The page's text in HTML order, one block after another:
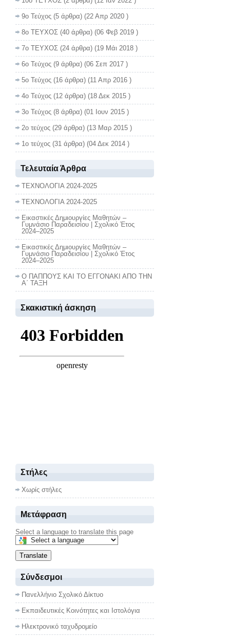
9ο Τεύχος (5 άρθρα) (22 Απρ 2020 )
8ο ΤΕΥΧΟΣ (40 άρθρα) (06 Φεβ 2019 )
7ο ΤΕΥΧΟΣ (24 άρθρα) (19 Μάι 2018 )
6ο Τεύχος (9 άρθρα) (06 Σεπ 2017 )
5ο Τεύχος (16 άρθρα) (11 Απρ 2016 )
4ο Τεύχος (12 άρθρα) (18 Δεκ 2015 )
3ο Τεύχος (8 άρθρα) (01 Ιουν 2015 )
2ο τεύχος (29 άρθρα) (13 Μαρ 2015 )
1ο τεύχος (31 άρθρα) (04 Δεκ 2014 )
Τελευταία Άρθρα
ΤΕΧΝΟΛΟΓΙΑ 2024-2025
ΤΕΧΝΟΛΟΓΙΑ 2024-2025
Εικαστικές Δημιουργίες Μαθητών –
Γυμνάσιο Παραδεισίου | Σχολικό Έτος
2024–2025
Εικαστικές Δημιουργίες Μαθητών –
Γυμνάσιο Παραδεισίου | Σχολικό Έτος
2024–2025
Ο ΠΑΠΠΟΥΣ ΚΑΙ ΤΟ ΕΓΓΟΝΑΚΙ ΑΠΟ ΤΗΝ
Α΄ ΤΑΞΗ
Σκακιστική άσκηση
Στήλες
Χωρίς στήλες
Μετάφραση
Select a language to translate this page
Translate
Σύνδεσμοι
Πανελλήνιο Σχολικό Δίκτυο
Εκπαιδευτικές Κοινότητες και Ιστολόγια
Ηλεκτρονικό ταχυδρομείο